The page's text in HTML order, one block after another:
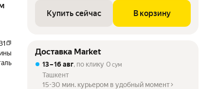
Купить сейчас В корзину
Доставка Market
13 – 16 авг, по клику 0 сум
Ташкент
15-30 мин. курьером в удобный момент